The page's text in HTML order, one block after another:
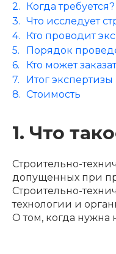
Когда требуется?
Что исследует
Кто проводит
Порядок
Кто может
Итог экспертизы
Стоимость
1. Что
Строительно-
допущенных при
Строительно-
технологии и
О том, когда нужна